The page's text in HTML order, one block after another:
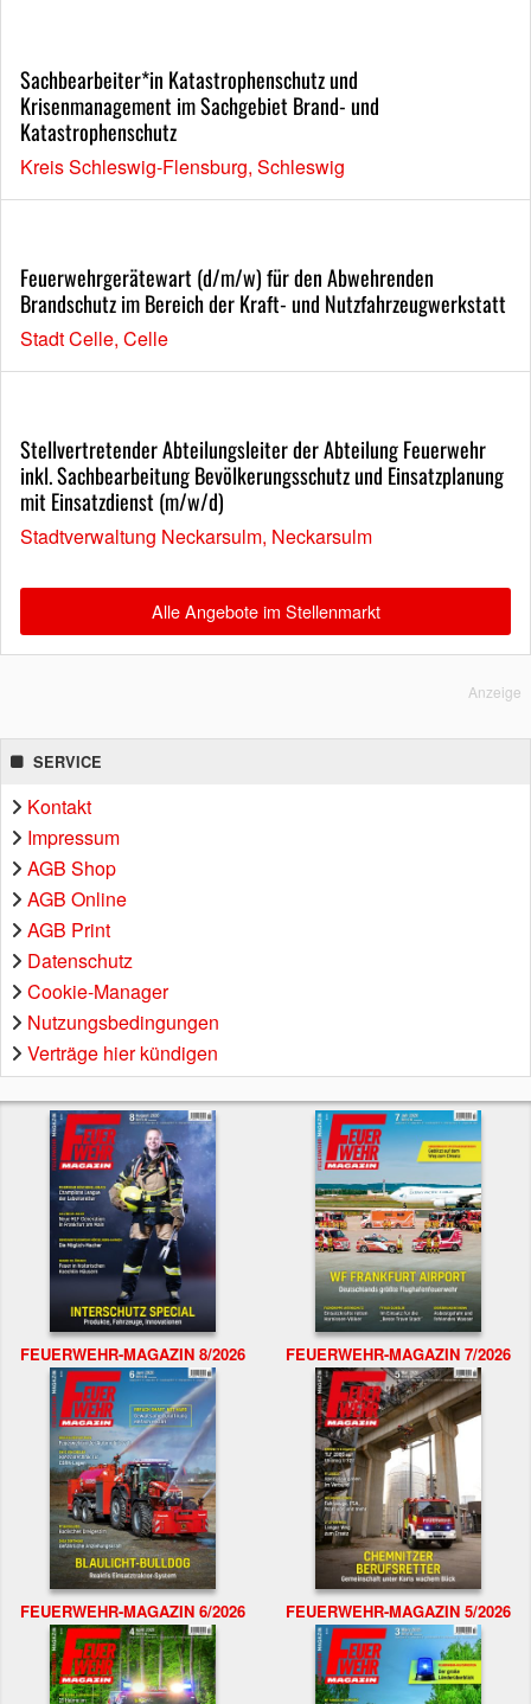
Sachbearbeiter*in Katastrophenschutz und
Krisenmanagement im Sachgebiet Brand- und
Katastrophenschutz
Kreis Schleswig-Flensburg, Schleswig
Feuerwehrgerätewart (d/m/w) für den Abwehrenden
Brandschutz im Bereich der Kraft- und Nutzfahrzeugwerkstatt
Stadt Celle, Celle
Stellvertretender Abteilungsleiter der Abteilung Feuerwehr
inkl. Sachbearbeitung Bevölkerungsschutz und Einsatzplanung
mit Einsatzdienst (m/w/d)
Stadtverwaltung Neckarsulm, Neckarsulm
Alle Angebote im Stellenmarkt
Anzeige
SERVICE
Kontakt
Impressum
AGB Shop
AGB Online
AGB Print
Datenschutz
Cookie-Manager
Nutzungsbedingungen
Verträge hier kündigen
FEUERWEHR-MAGAZIN 8/2026 FEUERWEHR-MAGAZIN 7/2026
FEUERWEHR-MAGAZIN 6/2026 FEUERWEHR-MAGAZIN 5/2026